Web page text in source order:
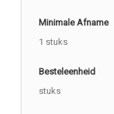
Minimale Afname
1 stuks
Besteleenheid
stuks